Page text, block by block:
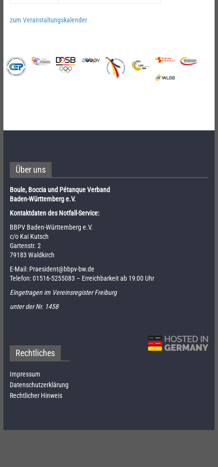
zum Veranstaltungskalender
Über uns
Boule, Boccia und Pétanque Verband
Baden-Württemberg e.V.
Kontaktdaten des Notfall-Service:
BBPV Baden-Württemberg e.V.
c/o Kai Kutsch
Gartenstr. 2
79183 Waldkirch
E-Mail: Praesident@bbpv-bw.de
Telefon:01516-5255083 – Erreichbarkeit ab 19:00 Uhr
Eingetragen im Vereinsregister Freiburg
unter der Nr. 1458
Rechtliches
Impressum
Datenschutzerklärung
Rechtlicher Hinweis